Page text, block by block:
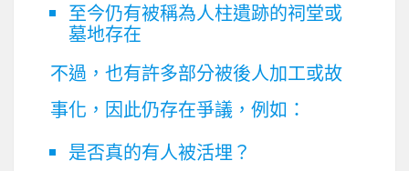
至今仍有被稱為人柱遺跡的祠堂或
墓地存在
不過，也有許多部分被後人加工或故
事化，因此仍存在爭議，例如：
是否真的有人被活埋？